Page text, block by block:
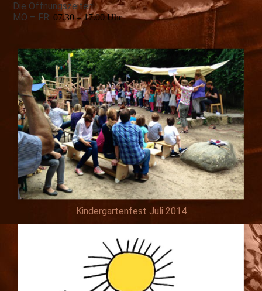
Die Öffnungszeiten:
MO – FR: 07.30 – 17.00 Uhr
Kindergartenfest Juli 2014